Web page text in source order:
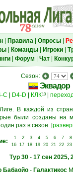
| Правила| Опросы|
| Команды| Игроки|
| Форум Чат|
Сезон:
Эквадор
C D4-D КЛК10|
В каждой из
были созданы на
раз в сезон. [
1 2 3 4 5 6 7
8
16
17 18 19 20 21 22 23
Тур 30- 17 сен 2025,
Бабаойо- Галактикос